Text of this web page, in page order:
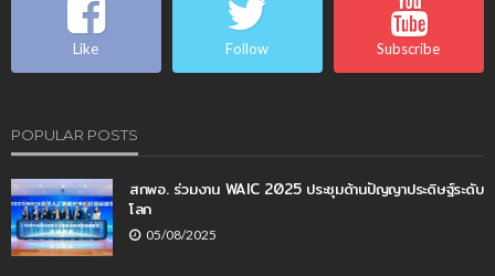
Like Follow Subscribe
POPULAR POSTS
สกพอ. ร่วมงาน WAIC 2025 ประชุมด้านปัญญาประดิษฐ์ระดับ
โลก
05/08/2025